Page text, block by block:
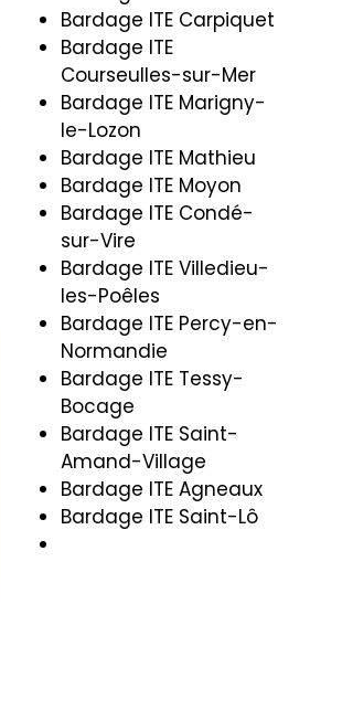
Bardage ITE Carpiquet
Bardage ITE
Courseulles-sur-Mer
Bardage ITE Marigny-
le-Lozon
Bardage ITE Mathieu
Bardage ITE Moyon
Bardage ITE Condé-
sur-Vire
Bardage ITE Villedieu-
les-Poêles
Bardage ITE Percy-en-
Normandie
Bardage ITE Tessy-
Bocage
Bardage ITE Saint-
Amand-Village
Bardage ITE Agneaux
Bardage ITE Saint-Lô